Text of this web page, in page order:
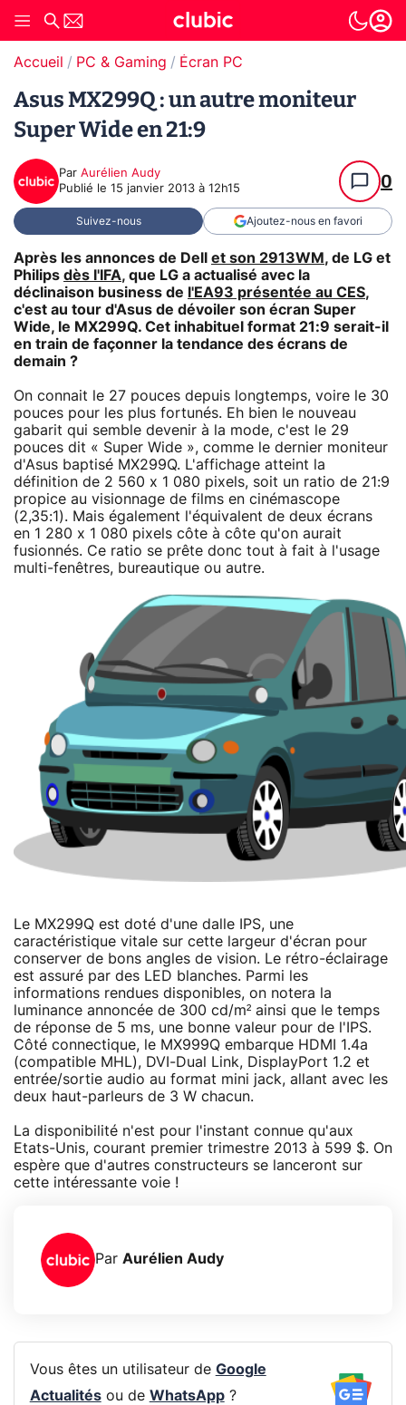
Accueil PC & Gaming Écran PC
Asus MX299Q : un autre moniteur
Super Wide en 21:9
Par Aurélien Audy
Publié le 15 janvier 2013 à 12h15 0
Suivez-nous Ajoutez-nous en favori
Après les annonces de Dell et son 2913WM , de LG et
Philips dès l'IFA, que LG a actualisé avec la
déclinaison business de l'EA93 présentée au CES,
c'est au tour d'Asus de dévoiler son écran Super
Wide, le MX299Q. Cet inhabituel format 21:9 serait-il
en train de façonner la tendance des écrans de
demain ?
On connait le 27 pouces depuis longtemps, voire le 30
pouces pour les plus fortunés. Eh bien le nouveau
gabarit qui semble devenir à la mode, c'est le 29
pouces dit « Super Wide », comme le dernier moniteur
d'Asus baptisé MX299Q. L'affichage atteint la
définition de 2 560 x 1 080 pixels, soit un ratio de 21:9
propice au visionnage de films en cinémascope
(2,35:1). Mais également l'équivalent de deux écrans
en 1 280 x 1 080 pixels côte à côte qu'on aurait
fusionnés. Ce ratio se prête donc tout à fait à l'usage
multi-fenêtres, bureautique ou autre.
Le MX299Q est doté d'une dalle IPS, une
caractéristique vitale sur cette largeur d'écran pour
conserver de bons angles de vision. Le rétro-éclairage
est assuré par des LED blanches. Parmi les
informations rendues disponibles, on notera la
luminance annoncée de 300 cd/m² ainsi que le temps
de réponse de 5 ms, une bonne valeur pour de l'IPS.
Côté connectique, le MX999Q embarque HDMI 1.4a
(compatible MHL), DVI-Dual Link, DisplayPort 1.2 et
entrée/sortie audio au format mini jack, allant avec les
deux haut-parleurs de 3 W chacun.
La disponibilité n'est pour l'instant connue qu'aux
Etats-Unis, courant premier trimestre 2013 à 599 $. On
espère que d'autres constructeurs se lanceront sur
cette intéressante voie !
Par Aurélien Audy
Vous êtes un utilisateur de Google
Actualitésou de WhatsApp?